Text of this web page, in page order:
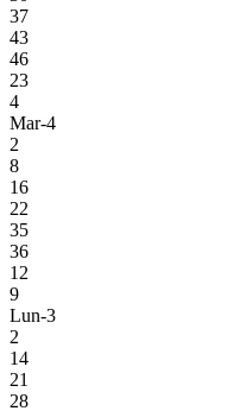
37
43
46
23
4
Mar-4
2
8
16
22
35
36
12
9
Lun-3
2
14
21
28